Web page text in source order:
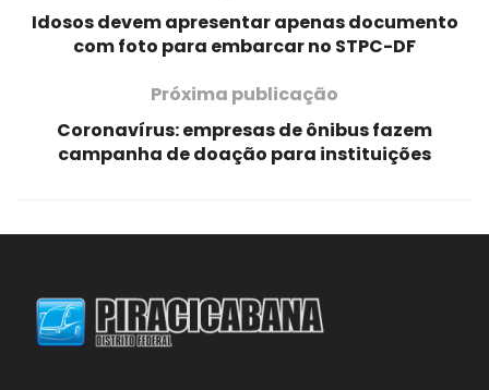
Idosos devem apresentar apenas documento
com foto para embarcar no STPC-DF
Próxima publicação
Coronavírus: empresas de ônibus fazem
campanha de doação para instituições